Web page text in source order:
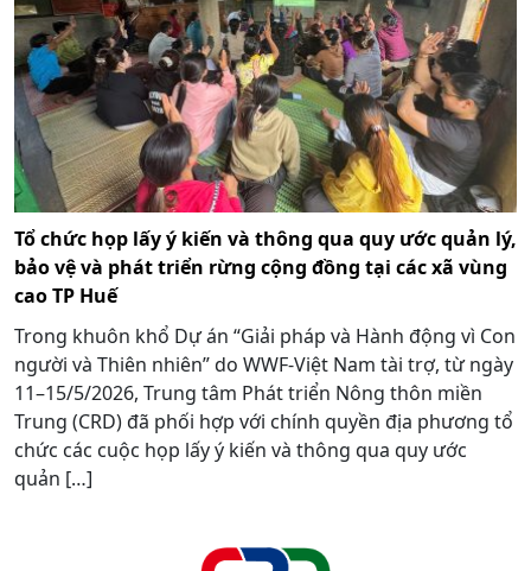
Tổ chức họp lấy ý kiến và thông qua quy ước quản lý,
bảo vệ và phát triển rừng cộng đồng tại các xã vùng
cao TP Huế
Trong khuôn khổ Dự án “Giải pháp và Hành động vì Con
người và Thiên nhiên” do WWF-Việt Nam tài trợ, từ ngày
11–15/5/2026, Trung tâm Phát triển Nông thôn miền
Trung (CRD) đã phối hợp với chính quyền địa phương tổ
chức các cuộc họp lấy ý kiến và thông qua quy ước
quản […]